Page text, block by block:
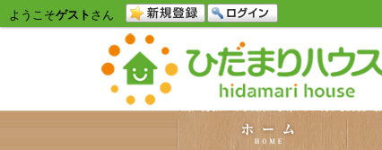
ようこそゲスト さん